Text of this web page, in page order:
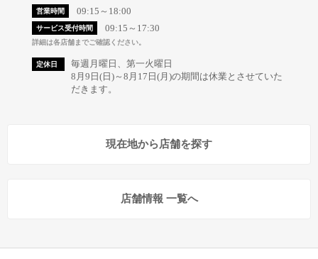
営業時間 09:15～18:00
サービス受付時間 09:15～17:30
詳細は各店舗までご確認ください。
定休日
毎週月曜日、第一火曜日
8月9日(日)～8月17日(月)の期間は休業とさせていた
だきます。
現在地から店舗を探す
店舗情報 一覧へ